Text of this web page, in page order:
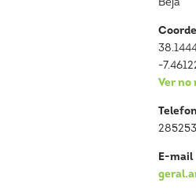
Beja
-
Ver no
E-mail